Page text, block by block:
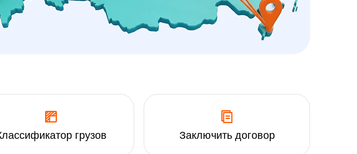
грузов Заключить договор